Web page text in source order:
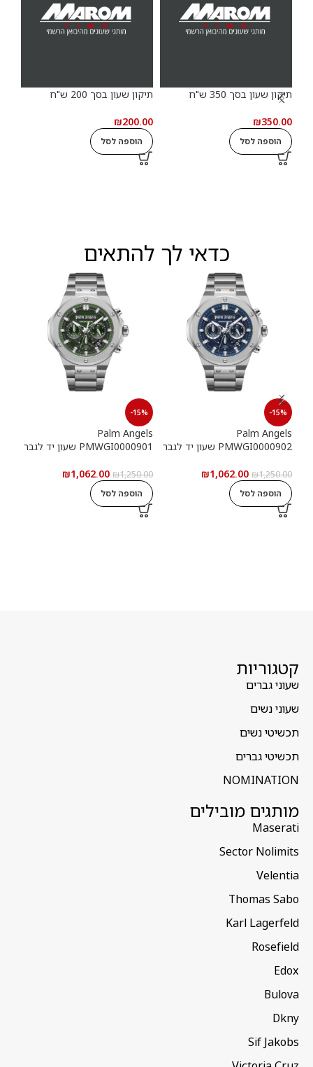
תיקון שעון בסך 350 ש"ח
₪350.00
הוספה לסל
תיקון שעון בסך 200 ש"ח
₪200.00
הוספה לסל
כדאי לך להתאים
-15%
Palm Angels
PMWGI0000902 שעון יד לגבר
₪1,250.00
₪1,062.00
הוספה לסל
-15%
Palm Angels
PMWGI0000901 שעון יד לגבר
₪1,250.00
₪1,062.00
הוספה לסל
קטגוריות
שעוני גברים
שעוני נשים
תכשיטי נשים
תכשיטי גברים
NOMINATION
מותגים מובילים
Maserati
Sector Nolimits
Velentia
Thomas Sabo
Karl Lagerfeld
Rosefield
Edox
Bulova
Dkny
Sif Jakobs